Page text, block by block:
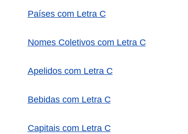
Países com Letra C
Nomes Coletivos com Letra C
Apelidos com Letra C
Bebidas com Letra C
Capitais com Letra C